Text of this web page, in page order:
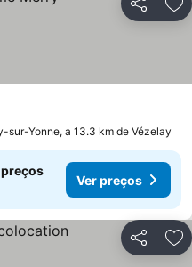
Partilhar
sur-Yonne, a 13.3 km de Vézelay
preços
Ver preços
Partilhar